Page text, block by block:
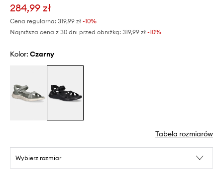
284,99 zł
Cena regularna: 319,99 zł -10%
Najniższa cena z 30 dni przed obniżką: 319,99 zł -10%
Kolor: czarny
Tabela rozmiarów
Wybierz rozmiar